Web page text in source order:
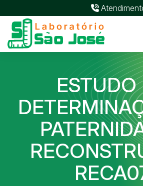
ESTUDO